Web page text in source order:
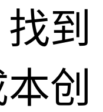
到
创